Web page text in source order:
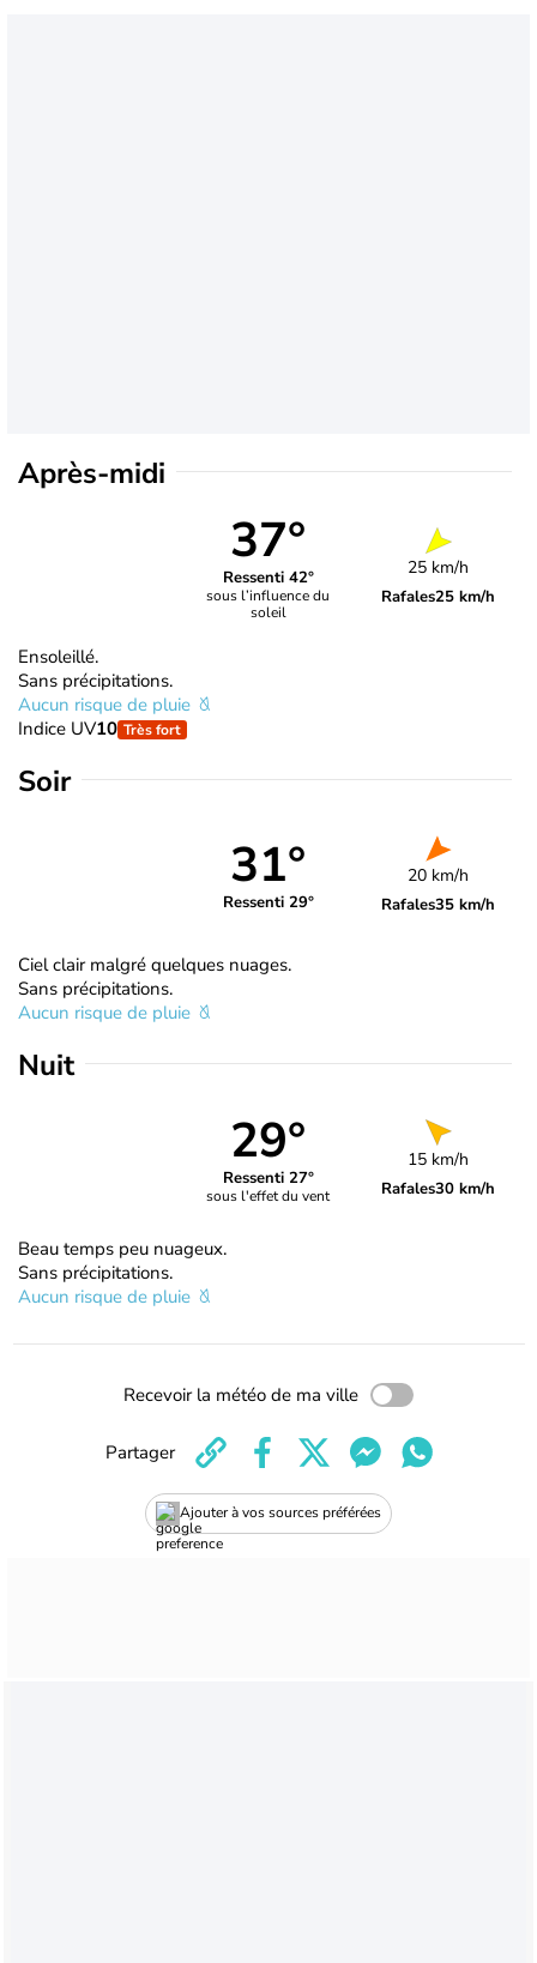
Après-midi
37°
Ressenti 42°
sous l’influence du
soleil
25 km/h
Rafales25 km/h
Ensoleillé.
Sans précipitations.
Aucun risque de pluie
Indice UV10 Très fort
Soir
31°
Ressenti 29°
20 km/h
Rafales35 km/h
Ciel clair malgré quelques nuages.
Sans précipitations.
Aucun risque de pluie
Nuit
29°
Ressenti 27°
sous l'effet du vent
15 km/h
Rafales30 km/h
Beau temps peu nuageux.
Sans précipitations.
Aucun risque de pluie
Recevoir la météo de ma ville
Ajouter à vos sources préférées
Partager